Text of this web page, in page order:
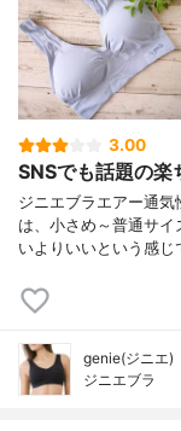
3.00
SNSでも話題の楽
ジニエブラエアー通
は、小さめ～普通サ
いよりいいという感
genie(ジニエ)
ジニエブラ